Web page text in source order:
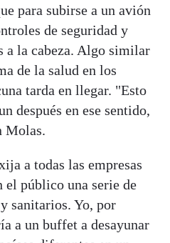
para subirse a un avión
de seguridad y
a la cabeza. Algo similar
de la salud en los
tarda en llegar. "Esto
después en ese sentido,
Molas.
a todas las empresas
el público una serie de
sanitarios. Yo, por
a un buffet a desayunar